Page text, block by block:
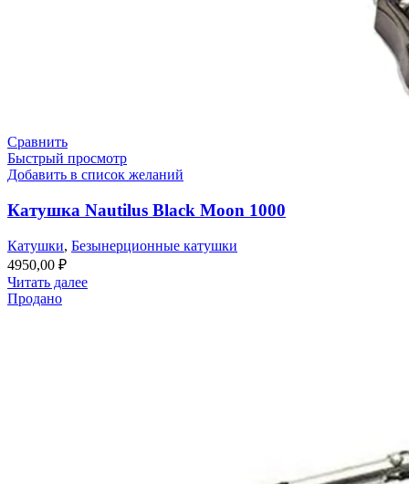
Сравнить
Быстрый просмотр
Добавить в список желаний
Катушка Nautilus Black Moon 1000
Катушки, Безынерционные катушки
4950,00 ₽
Читать далее
Продано